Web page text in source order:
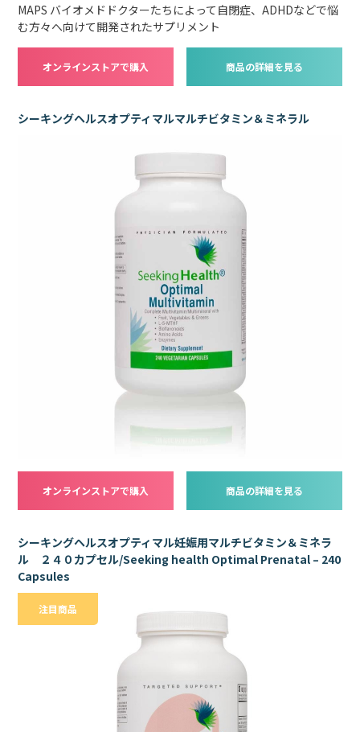
MAPS バイオメドドクターたちによって自閉症、ADHDなどで悩
む方々へ向けて開発されたサプリメント
オンラインストアで購入 商品の詳細を見る
シーキングヘルスオプティマルマルチビタミン＆ミネラル
オンラインストアで購入 商品の詳細を見る
シーキングヘルスオプティマル妊娠用マルチビタミン＆ミネラ
ル ２４０カプセル/Seeking health Optimal Prenatal – 240
Capsules
注目商品